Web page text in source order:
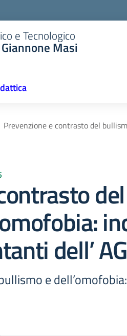
e Tecnologico
Masi
Prevenzione e contrasto del
del
dell’
e